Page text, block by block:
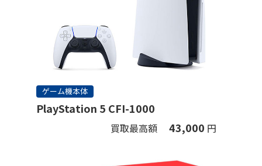
ゲーム機本体
PlayStation 5 CFI-1000
買取最高額 43,000 円